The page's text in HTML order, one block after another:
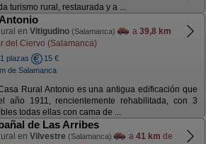
turismo rural, restaurada y a ...
en Vitigudino (Salamanca) a 39,8 km
del Ciervo (Salamanca)
plazas
15 €
de Salamanca
Rural Antonio es una antigua edificación que
año 1911, rencientemente rehabilitada, con 3
todas ellas con cama de ...
de Las Arribes
en Vilvestre (Salamanca) a 41 km de